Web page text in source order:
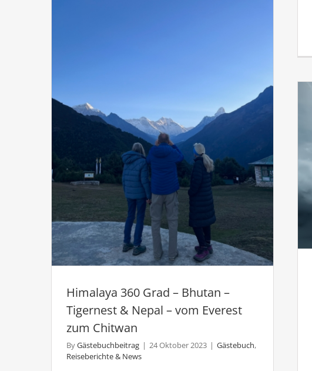
Himalaya 360 Grad – Bhutan –
Tigernest & Nepal – vom Everest
zum Chitwan
ByGästebuchbeitrag | 24 Oktober 2023 | Gästebuch,
Reiseberichte & News